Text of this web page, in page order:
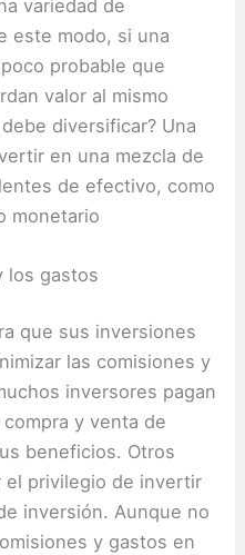
variedad de
este modo, si una
probable que
valor al mismo
diversificar? Una
en una mezcla de
de efectivo, como
monetario
los gastos
que sus inversiones
las comisiones y
inversores pagan
y venta de
beneficios. Otros
el privilegio de invertir
inversión. Aunque no
y gastos en